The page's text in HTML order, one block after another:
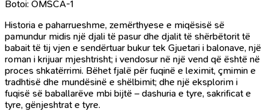
Botoi: OMSCA-1
Historia e paharrueshme, zemërthyese e miqësisë së
pamundur midis një djali të pasur dhe djalit të shërbëtorit të
babait të tij vjen e sendërtuar bukur tek Gjuetari i balonave, një
roman i krijuar mjeshtrisht; i vendosur në një vend që është në
proces shkatërrimi. Bëhet fjalë për fuqinë e leximit, çmimin e
tradhtisë dhe mundësinë e shëlbimit; dhe një eksplorim i
fuqisë së baballarëve mbi bijtë – dashuria e tyre, sakrificat e
tyre, gënjeshtrat e tyre.